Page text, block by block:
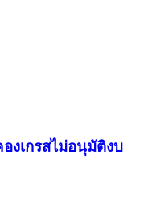
งเกรสไม่อนุมัติงบ